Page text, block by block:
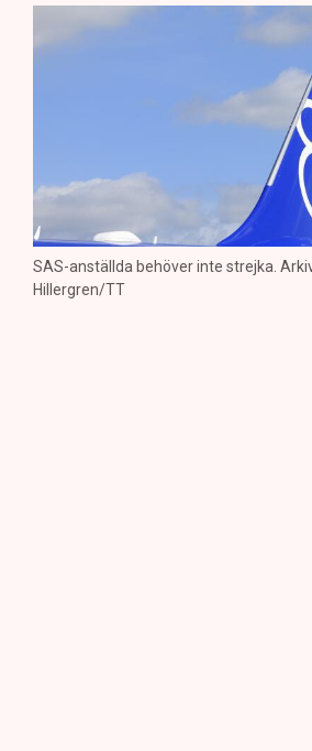
SAS-anställda behöver inte strejka.
Hillergren/TT